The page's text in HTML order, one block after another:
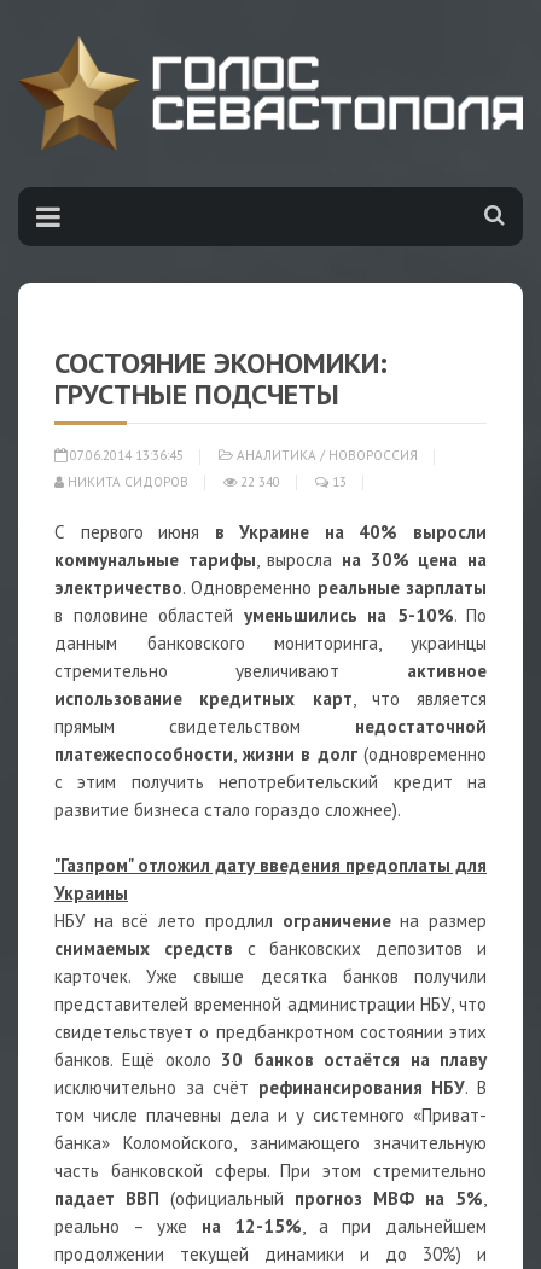
СОСТОЯНИЕ ЭКОНОМИКИ:
ГРУСТНЫЕ ПОДСЧЕТЫ
07.06.2014 13:36:45 АНАЛИТИКА / НОВОРОССИЯ
НИКИТА СИДОРОВ
22 340 13
С первого июня в Украине на 40% выросли
коммунальные тарифы, выросла на 30% цена на
электричество. Одновременно реальные зарплаты
в половине областей уменьшились на 5-10%. По
данным банковского мониторинга, украинцы
стремительно увеличивают активное
использование кредитных карт, что является
прямым свидетельством недостаточной
платежеспособности, жизни в долг(одновременно
с этим получить непотребительский кредит на
развитие бизнеса стало гораздо сложнее).
"Газпром" отложил дату введения предоплаты для
Украины
НБУ на всё лето продлил ограничениена размер
снимаемых средств с банковских депозитов и
карточек. Уже свыше десятка банков получили
представителей временной администрации НБУ, что
свидетельствует о предбанкротном состоянии этих
банков. Ещё около 30 банков остаётся на плаву
исключительно за счёт рефинансирования НБУ. В
том числе плачевны дела и у системного «Приват-
банка» Коломойского, занимающего значительную
часть банковской сферы. При этом стремительно
падает ВВП (официальный прогноз МВФ на 5%,
реально – уже на 12-15%, а при дальнейшем
продолжении текущей динамики и до 30%) и